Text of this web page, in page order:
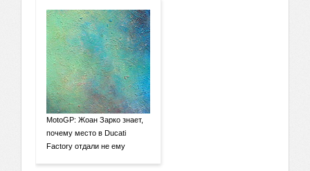
MotoGP: Жоан Зарко знает,
почему место в Ducati
Factory отдали не ему